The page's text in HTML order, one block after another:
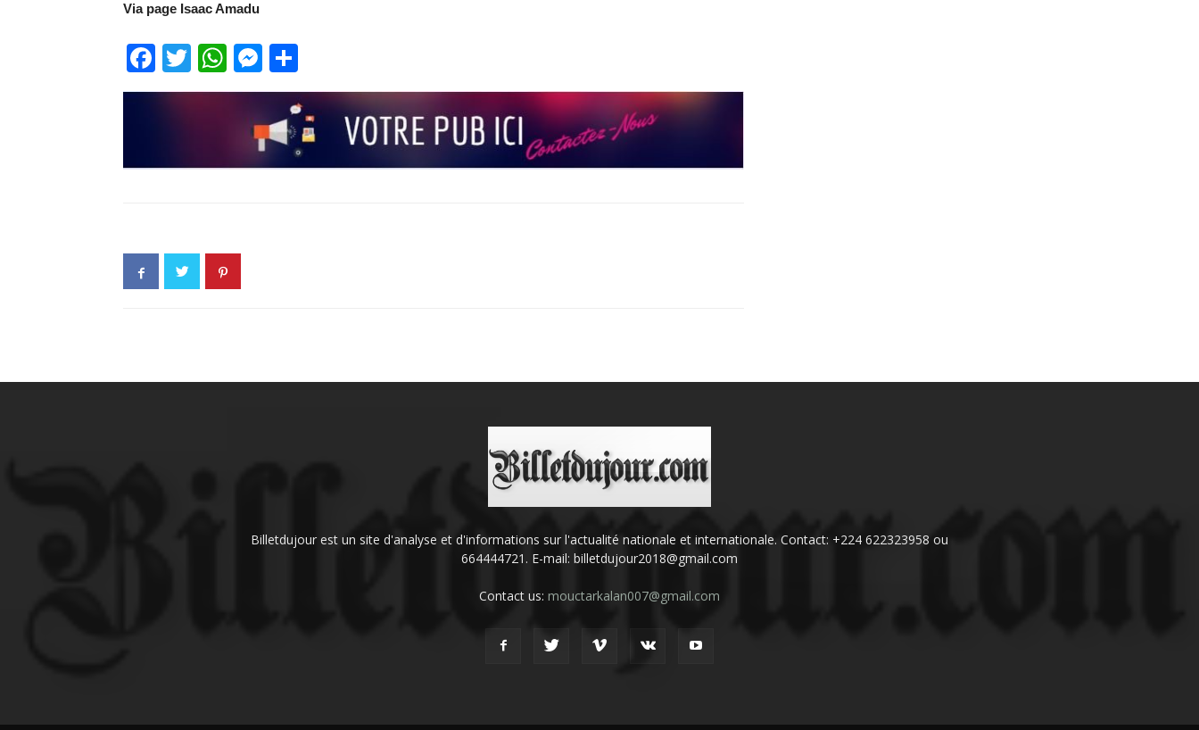
Via page Isaac Amadu
Facebook
TwitterWhatsApp
Messenger
Billetdujour est un site d'analyse et d'informations sur l'actualité nationale et internationale. Contact: +224 622323958 ou
664444721. E-mail: billetdujour2018@gmail.com
Contact us: mouctarkalan007@gmail.com